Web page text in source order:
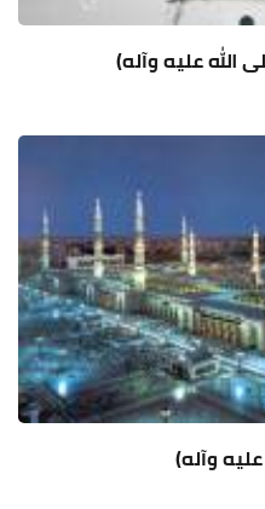
الله عليه وآله)
وآله)